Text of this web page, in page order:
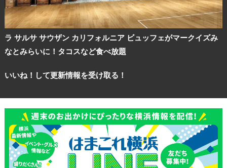
ラ サルサ サウザン カリフォルニア ビュッフェがマークイズみ
なとみらいに！タコスなど食べ放題
いいね！して更新情報を受け取る！